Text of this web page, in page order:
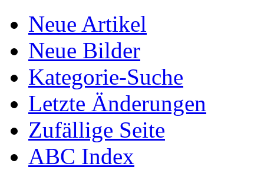
Neue Artikel
Neue Bilder
Kategorie-Suche
Letzte Änderungen
Zufällige Seite
ABC Index